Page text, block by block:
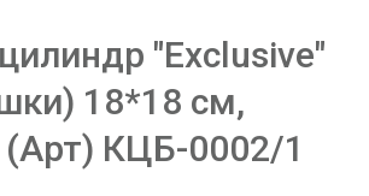
"Exclusive"
18*18 см,
КЦБ-0002/1